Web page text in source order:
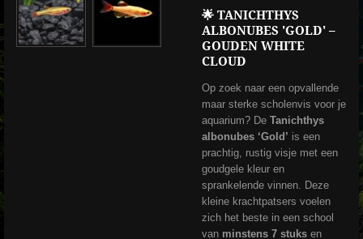
🌟 TANICHTHYS
ALBONUBES 'GOLD' –
GOUDEN WHITE
CLOUD
Op zoek naar een opvallende
maar sterke scholenvis voor je
aquarium? De Tanichthys
albonubes ‘Gold’ is een
prachtig, rustig visje met een
goudgele kleur en
sprankelende vinnen. Deze
kleine krachtpatsers voelen
zich het beste in een school
van minstens 7 stuks en